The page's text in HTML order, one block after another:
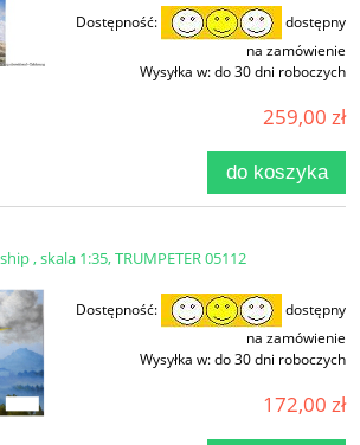
Dostępność:
dostępny
na zamówienie
Wysyłka w:do 30 dni roboczych
259,00 zł
do koszyka
, skala 1:35, TRUMPETER 05112
Dostępność:
dostępny
na zamówienie
Wysyłka w:do 30 dni roboczych
172,00 zł